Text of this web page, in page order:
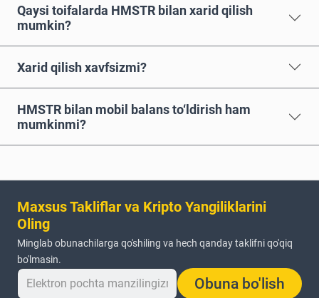
Qaysi toifalarda HMSTR bilan xarid qilish
mumkin?
Xarid qilish xavfsizmi?
HMSTR bilan mobil balans to‘ldirish ham
mumkinmi?
Maxsus Takliflar va Kripto Yangiliklarini
Oling
Minglab obunachilarga qo'shiling va hech qanday taklifni qo'qiq
bo'lmasin.
Obuna bo'lish